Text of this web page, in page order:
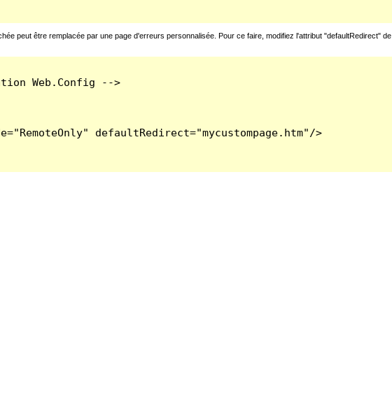
peut être remplacée par une page d'erreurs personnalisée. Pour ce faire, modifiez l'attribut "defaultRedirect"
Web.Config -->
defaultRedirect="mycustompage.htm"/>